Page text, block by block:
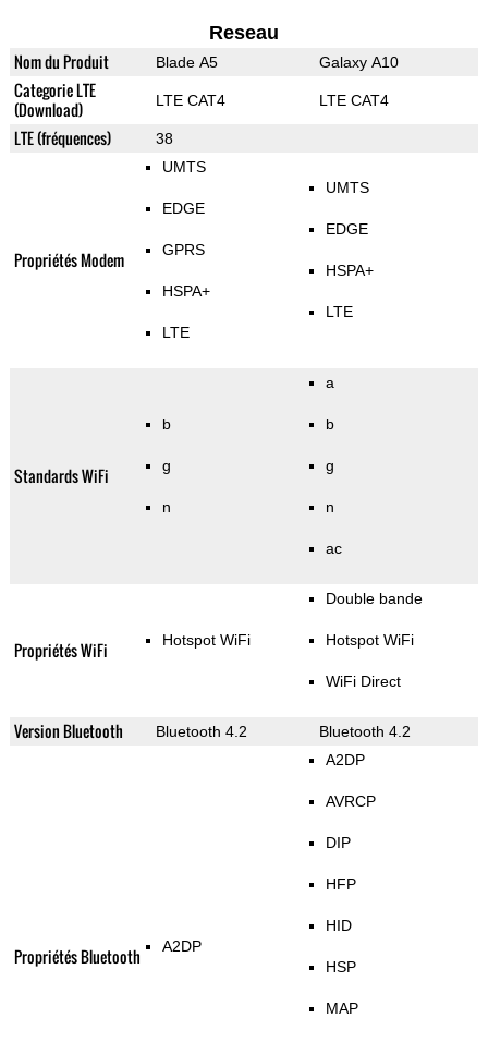
Reseau
Nom du Produit Blade A5 Galaxy A10
Categorie LTE
(Download)
LTE CAT4 LTE CAT4
LTE (fréquences) 38
Propriétés Modem
UMTS
EDGE
GPRS
HSPA+
LTE
UMTS
EDGE
HSPA+
LTE
Standards WiFi
b
g
n
a
b
g
n
ac
Propriétés WiFi Hotspot WiFi
Double bande
Hotspot WiFi
WiFi Direct
Version Bluetooth Bluetooth 4.2 Bluetooth 4.2
Propriétés Bluetooth A2DP
A2DP
AVRCP
DIP
HFP
HID
HSP
MAP